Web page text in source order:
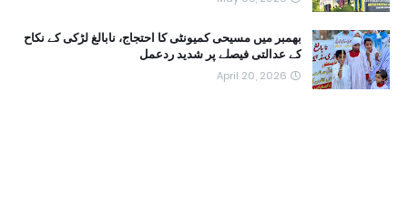
بھمبر میں مسیحی کمیونٹی کا احتجاج، نابالغ لڑکی کے نکاح
کے عدالتی فیصلے پر شدید ردعمل
April 20, 2026